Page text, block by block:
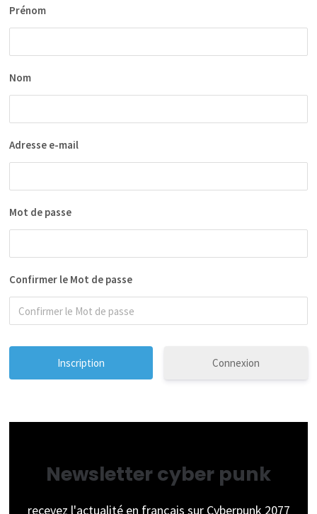
Prénom
Nom
Adresse e-mail
Mot de passe
Confirmer le Mot de passe
Connexion
Newsletter cyber punk
recevez l'actualité en français sur Cyberpunk 2077